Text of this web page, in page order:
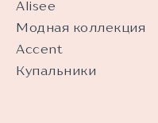
Alisee
Модная коллекция
Accent
Купальники